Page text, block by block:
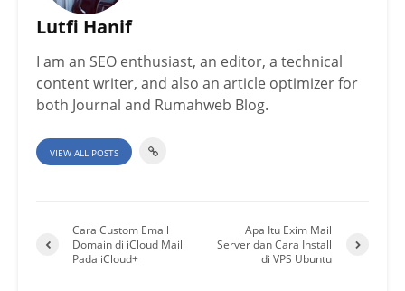
Lutfi Hanif
I am an SEO enthusiast, an editor, a technical
content writer, and also an article optimizer for
both Journal and Rumahweb Blog.
VIEW ALL POSTS
Cara Custom Email
Domain di iCloud Mail
Pada iCloud+
Apa Itu Exim Mail
Server dan Cara Install
di VPS Ubuntu